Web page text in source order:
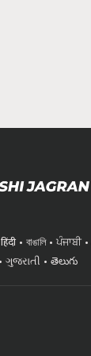
हिंदी বাঙালি ਪੰਜਾਬੀ
ગુજરાતી తెలుగు